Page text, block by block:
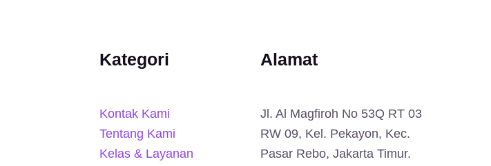
Kategori
Kontak Kami
Tentang Kami
Kelas & Layanan
Alamat
Jl. Al Magfiroh No 53Q RT 03
RW 09, Kel. Pekayon, Kec.
Pasar Rebo, Jakarta Timur.